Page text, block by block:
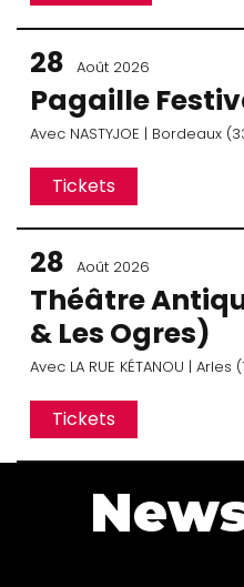
28 Août 2026
Pagaille
Avec NASTYJOE | Bordeaux
Tickets
28 Août 2026
Théâtre
& Les Ogres)
Avec LA RUE KÉTANOU | Arles
Tickets